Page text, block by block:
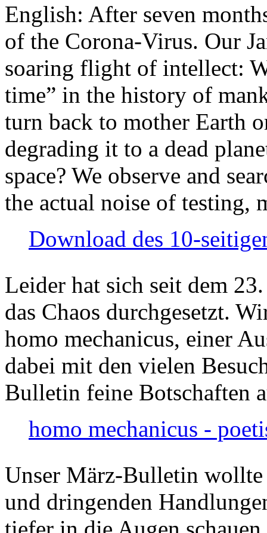
English: After seven
of the Corona-Virus. Our
soaring flight of intellect:
time” in the history of
turn back to mother Earth
degrading it to a dead
space? We observe and
the actual noise of testing,
Download des 10-
Leider hat sich seit dem
das Chaos durchgesetzt.
homo mechanicus, einer
dabei mit den vielen
Bulletin feine Botschaften
homo mechanicus -
Unser März-Bulletin
und dringenden